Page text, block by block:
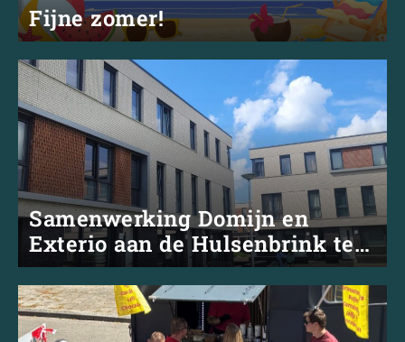
Fijne zomer!
Samenwerking Domijn en
Exterio aan de Hulsenbrink te
Enschede